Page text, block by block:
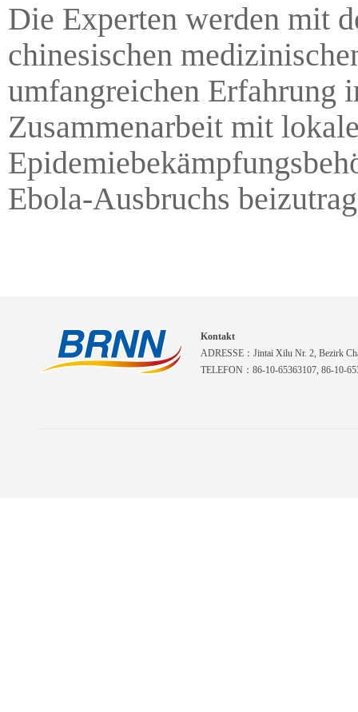
Die Experten werden mit
chinesischen
umfangreichen Erfahrung
Zusammenarbeit mit
Ebola-Ausbruchs
Kontakt
ADRESSE：Jintai Xilu Nr. 2, Bezirk
TELEFON：86-10-65363107, 86-10-